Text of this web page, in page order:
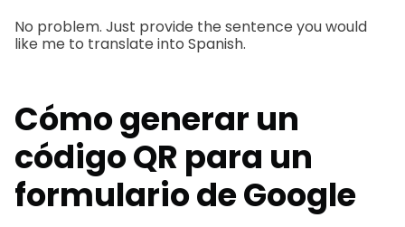
No problem. Just provide the sentence you would
like me to translate into Spanish.
Cómo generar un
código QR para un
formulario de Google